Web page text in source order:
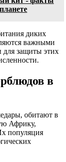
диких
важными
защиты этих
в
обитают в
Африку,
популяция